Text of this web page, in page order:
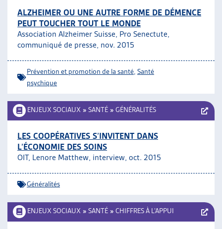
ALZHEIMER OU UNE AUTRE FORME DE DÉMENCE
PEUT TOUCHER TOUT LE MONDE
Association Alzheimer Suisse, Pro Senectute,
communiqué de presse, nov. 2015
Prévention et promotion de la santé Santé
psychique
ENJEUX SOCIAUX » SANTÉ » GÉNÉRALITÉS
LES COOPÉRATIVES S’INVITENT DANS
L’ÉCONOMIE DES SOINS
OIT, Lenore Matthew, interview, oct. 2015
Généralités
ENJEUX SOCIAUX » SANTÉ » CHIFFRES À L’APPUI